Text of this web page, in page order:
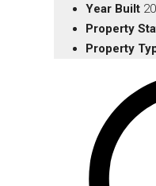
Year Built
Property
Property